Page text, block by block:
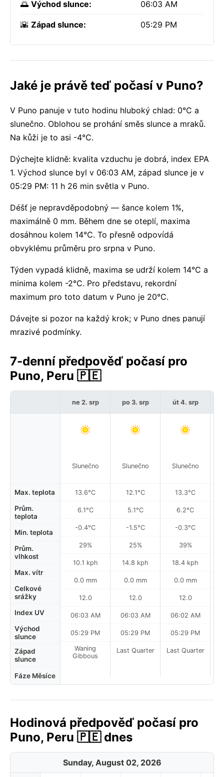
🌅 Východ slunce: 06:03 AM
🌇 Západ slunce: 05:29 PM
Jaké je právě teď počasí v Puno?
V Puno panuje v tuto hodinu hluboký chlad: 0°C a
slunečno. Oblohou se prohání směs slunce a mraků.
Na kůži je to asi -4°C.
Dýchejte klidně: kvalita vzduchu je dobrá, index EPA
1. Východ slunce byl v 06:03 AM, západ slunce je v
05:29 PM: 11 h 26 min světla v Puno.
Déšť je nepravděpodobný — šance kolem 1%,
maximálně 0 mm. Během dne se oteplí, maxima
dosáhnou kolem 14°C. To přesně odpovídá
obvyklému průměru pro srpna v Puno.
Týden vypadá klidně, maxima se udrží kolem 14°C a
minima kolem -2°C. Pro představu, rekordní
maximum pro toto datum v Puno je 20°C.
Dávejte si pozor na každý krok; v Puno dnes panují
mrazivé podmínky.
7-denní předpověď počasí pro
Puno, Peru 🇵🇪
Max. teplota
Prům.
teplota
Min. teplota
Prům.
vlhkost
Max. vítr
Celkové
srážky
Index UV
Východ
slunce
Západ
slunce
Fáze Měsíce
ne 2. srp
Slunečno
13.6°C
6.1°C
-0.4°C
29%
10.1 kph
0.0 mm
12.0
06:03 AM
05:29 PM
Waning
Gibbous
po 3. srp
Slunečno
12.1°C
5.1°C
-1.5°C
25%
14.8 kph
0.0 mm
12.0
06:03 AM
05:29 PM
Last Quarter
út 4. srp
Slunečno
13.3°C
6.2°C
-0.3°C
39%
18.4 kph
0.0 mm
12.0
06:02 AM
05:29 PM
Last Quarter
Hodinová předpověď počasí pro
Puno, Peru 🇵🇪 dnes
Sunday, August 02, 2026